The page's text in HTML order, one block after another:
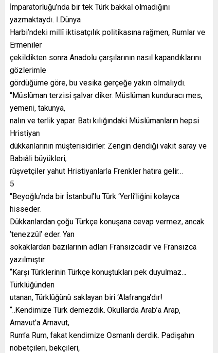
İmparatorluğu’nda bir tek Türk bakkal olmadığını
yazmaktaydı. I.Dünya
Harbi’ndeki millî iktisatçılık politikasına rağmen, Rumlar ve
Ermeniler
çekildikten sonra Anadolu çarşılarının nasıl kapandıklarını
gözlerimle
gördüğüme göre, bu vesika gerçeğe yakın olmalıydı.
“Müslüman terzisi şalvar diker. Müslüman kunduracı mes,
yemeni, takunya,
nalın ve terlik yapar. Batı kılığındaki Müslümanların hepsi
Hristiyan
dükkanlarının müşterisidirler. Zengin dendiği vakit saray ve
Babıâli büyükleri,
rüşvetçiler yahut Hristiyanlarla Frenkler hatıra gelir…
5
“Beyoğlu’nda bir İstanbul’lu Türk ‘Yerli’liğini kolayca
hisseder.
Dükkanlardan çoğu Türkçe konuşana cevap vermez, ancak
‘tenezzül’ eder. Yan
sokaklardan bazılarının adları Fransızcadır ve Fransızca
yazılmıştır.
“Karşı Türklerinin Türkçe konuştukları pek duyulmaz…
Türklüğünden
utanan, Türklüğünü saklayan biri ‘Alafranga’dır!
“..Kendimize Türk demezdik. Okullarda Arab’a Arap,
Arnavut’a Arnavut,
Rum’a Rum, fakat kendimize Osmanlı derdik. Padişahın
nöbetçileri, bekçileri,